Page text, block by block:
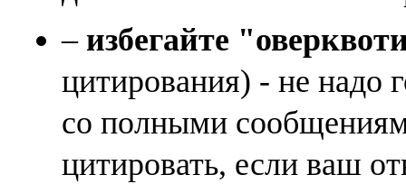
– избегайте
цитирования) - не надо
со полными
цитировать, если ваш